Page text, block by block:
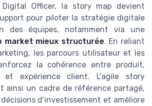
Officer, la story map devient
pour piloter la stratégie digitale
des équipes, notamment via une
market mieux structurée. En reliant
les parcours utilisateur et les
la cohérence entre produit,
et expérience client. L’agile story
ainsi un cadre de référence partagé,
d’investissement et améliore